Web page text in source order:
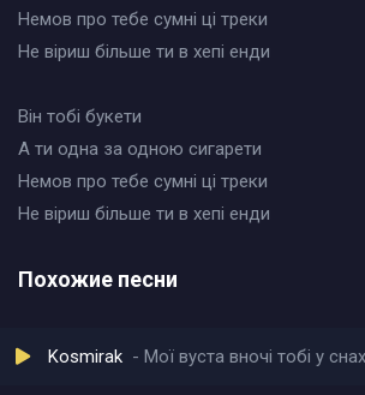
Немов про тебе сумні ці треки
Не віриш більше ти в хепі енди
Він тобі букети
А ти одна за одною сигарети
Немов про тебе сумні ці треки
Не віриш більше ти в хепі енди
Похожие песни
Kosmirak Мої вуста вночі тобі у